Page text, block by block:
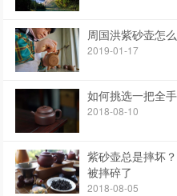
周国洪紫砂壶怎
2019-01-17
如何挑选一把全
2018-08-10
紫砂壶总是摔坏
被摔碎了
2018-08-05